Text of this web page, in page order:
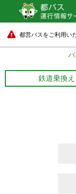
都営バスをご利用い
鉄道乗換え